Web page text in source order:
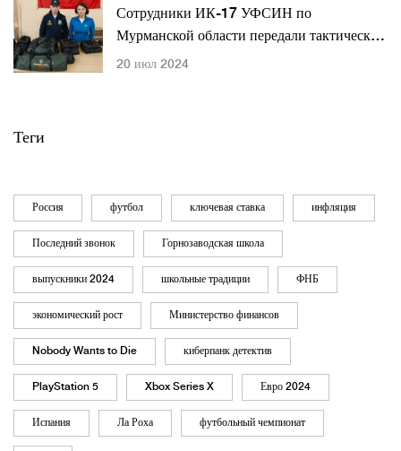
Сотрудники ИК-17 УФСИН по
Мурманской области передали тактические
сумки участникам спецоперации
20 июл 2024
Теги
Россия футбол ключевая ставка инфляция
Последний звонок Горнозаводская школа
выпускники 2024 школьные традиции ФНБ
экономический рост Министерство финансов
Nobody Wants to Die киберпанк детектив
PlayStation 5 Xbox Series X Евро 2024
Испания Ла Роха футбольный чемпионат